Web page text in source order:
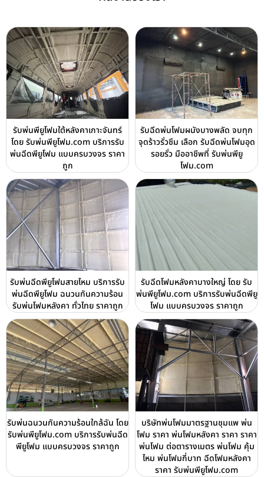
รับพ่นพียูโฟมใต้หลังคาเกาะจันทร์
โดย รับพ่นพียูโฟม.com บริการรับ
พ่นฉีดพียูโฟม แบบครบวงจร ราคา
ถูก
รับฉีดพ่นโฟมผนังบางพลัด จบทุก
จุดร้าวรั่วซึม เลือก รับฉีดพ่นโฟมอุด
รอยรั่ว มืออาชีพที่ รับพ่นพียู
โฟม.com
รับพ่นฉีดพียูโฟมสายไหม บริการรับ
พ่นฉีดพียูโฟม ฉนวนกันความร้อน
รับพ่นโฟมหลังคา ทั่วไทย ราคาถูก
รับฉีดโฟมหลังคาบางใหญ่ โดย รับ
พ่นพียูโฟม.com บริการรับพ่นฉีดพียู
โฟม แบบครบวงจร ราคาถูก
รับพ่นฉนวนกันความร้อนใกล้ฉัน โดย
รับพ่นพียูโฟม.com บริการรับพ่นฉีด
พียูโฟม แบบครบวงจร ราคาถูก
บริษัทพ่นโฟมมาตรฐานชุมแพ พ่น
โฟม ราคา พ่นโฟมหลังคา ราคา ราคา
พ่นโฟม ต่อตารางเมตร พ่นโฟม คุ้ม
ไหม พ่นโฟมกี่บาท ฉีดโฟมหลังคา
ราคา รับพ่นพียูโฟม.com